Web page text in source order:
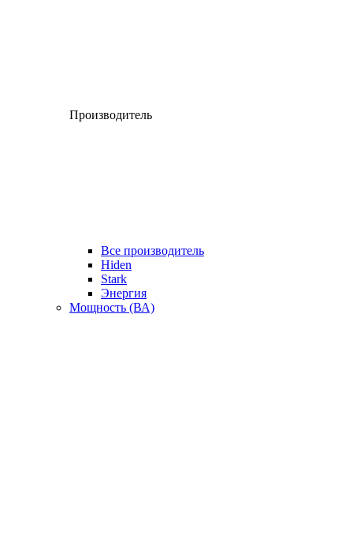
Производитель
Все производитель
Hiden
Stark
Энергия
Мощность (ВА)